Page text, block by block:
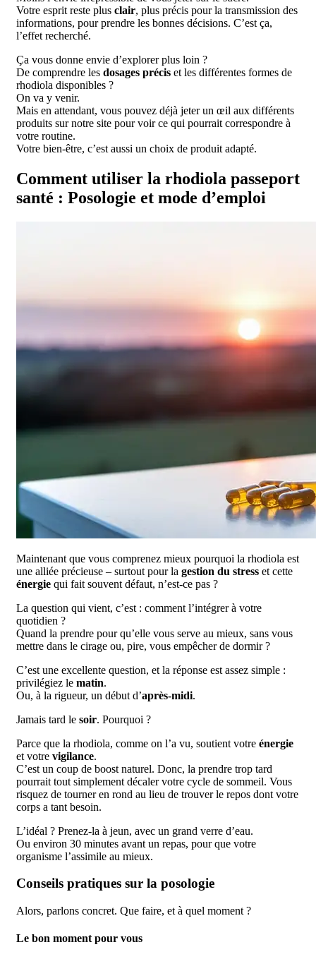
Votre esprit reste plus clair, plus précis pour la transmission des
informations, pour prendre les bonnes décisions. C’est ça,
l’effet recherché.
Ça vous donne envie d’explorer plus loin ?
De comprendre les dosages précis et les différentes formes de
rhodiola disponibles ?
On va y venir.
Mais en attendant, vous pouvez déjà jeter un œil aux différents
produits sur notre site pour voir ce qui pourrait correspondre à
votre routine.
Votre bien-être, c’est aussi un choix de produit adapté.
Comment utiliser la rhodiola passeport
santé : Posologie et mode d’emploi
Maintenant que vous comprenez mieux pourquoi la rhodiola est
une alliée précieuse – surtout pour la gestion du stress et cette
énergie qui fait souvent défaut, n’est-ce pas ?
La question qui vient, c’est : comment l’intégrer à votre
quotidien ?
Quand la prendre pour qu’elle vous serve au mieux, sans vous
mettre dans le cirage ou, pire, vous empêcher de dormir ?
C’est une excellente question, et la réponse est assez simple :
privilégiez le matin.
Ou, à la rigueur, un début d’après-midi.
Jamais tard le soir. Pourquoi ?
Parce que la rhodiola, comme on l’a vu, soutient votre énergie
et votre vigilance.
C’est un coup de boost naturel. Donc, la prendre trop tard
pourrait tout simplement décaler votre cycle de sommeil. Vous
risquez de tourner en rond au lieu de trouver le repos dont votre
corps a tant besoin.
L’idéal ? Prenez-la à jeun, avec un grand verre d’eau.
Ou environ 30 minutes avant un repas, pour que votre
organisme l’assimile au mieux.
Conseils pratiques sur la posologie
Alors, parlons concret. Que faire, et à quel moment ?
Le bon moment pour vous